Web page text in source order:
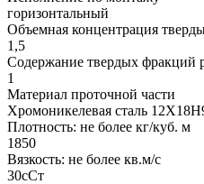
горизонтальный
Объемная концентрация
1,5
Содержание твердых фракций
1
Материал проточной части
Хромоникелевая сталь
Плотность: не более кг/куб. м
1850
Вязкость: не более кв.м/с
30сСт